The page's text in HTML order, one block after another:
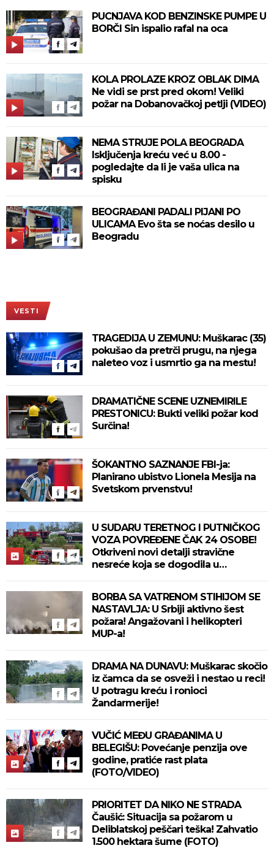
PUCNJAVA KOD BENZINSKE PUMPE U
BORČI Sin ispalio rafal na oca
KOLA PROLAZE KROZ OBLAK DIMA
Ne vidi se prst pred okom! Veliki
požar na Dobanovačkoj petlji (VIDEO)
NEMA STRUJE POLA BEOGRADA
Isključenja kreću već u 8.00 -
pogledajte da li je vaša ulica na
spisku
BEOGRAĐANI PADALI PIJANI PO
ULICAMA Evo šta se noćas desilo u
Beogradu
VESTI
TRAGEDIJA U ZEMUNU: Muškarac (35)
pokušao da pretrči prugu, na njega
naleteo voz i usmrtio ga na mestu!
DRAMATIČNE SCENE UZNEMIRILE
PRESTONICU: Bukti veliki požar kod
Surčina!
ŠOKANTNO SAZNANJE FBI-ja:
Planirano ubistvo Lionela Mesija na
Svetskom prvenstvu!
U SUDARU TERETNOG I PUTNIČKOG
VOZA POVREĐENE ČAK 24 OSOBE!
Otkriveni novi detalji stravične
nesreće koja se dogodila u
BORBA SA VATRENOM STIHIJOM SE
NASTAVLJA: U Srbiji aktivno šest
požara! Angažovani i helikopteri
MUP-a!
DRAMA NA DUNAVU: Muškarac skočio
iz čamca da se osveži i nestao u reci!
U potragu kreću i ronioci
Žandarmerije!
VUČIĆ MEĐU GRAĐANIMA U
BELEGIŠU: Povećanje penzija ove
godine, pratiće rast plata
(FOTO/VIDEO)
PRIORITET DA NIKO NE STRADA
Čaušić: Situacija sa požarom u
Deliblatskoj peščari teška! Zahvatio
1.500 hektara šume (FOTO)